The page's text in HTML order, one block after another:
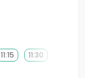
11:15 11:30